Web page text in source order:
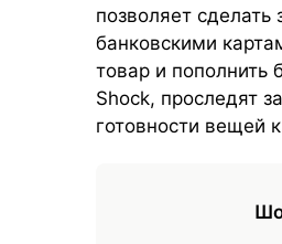
позволяет
банковскими
товар и пополнить
Shock, проследят
готовности вещей